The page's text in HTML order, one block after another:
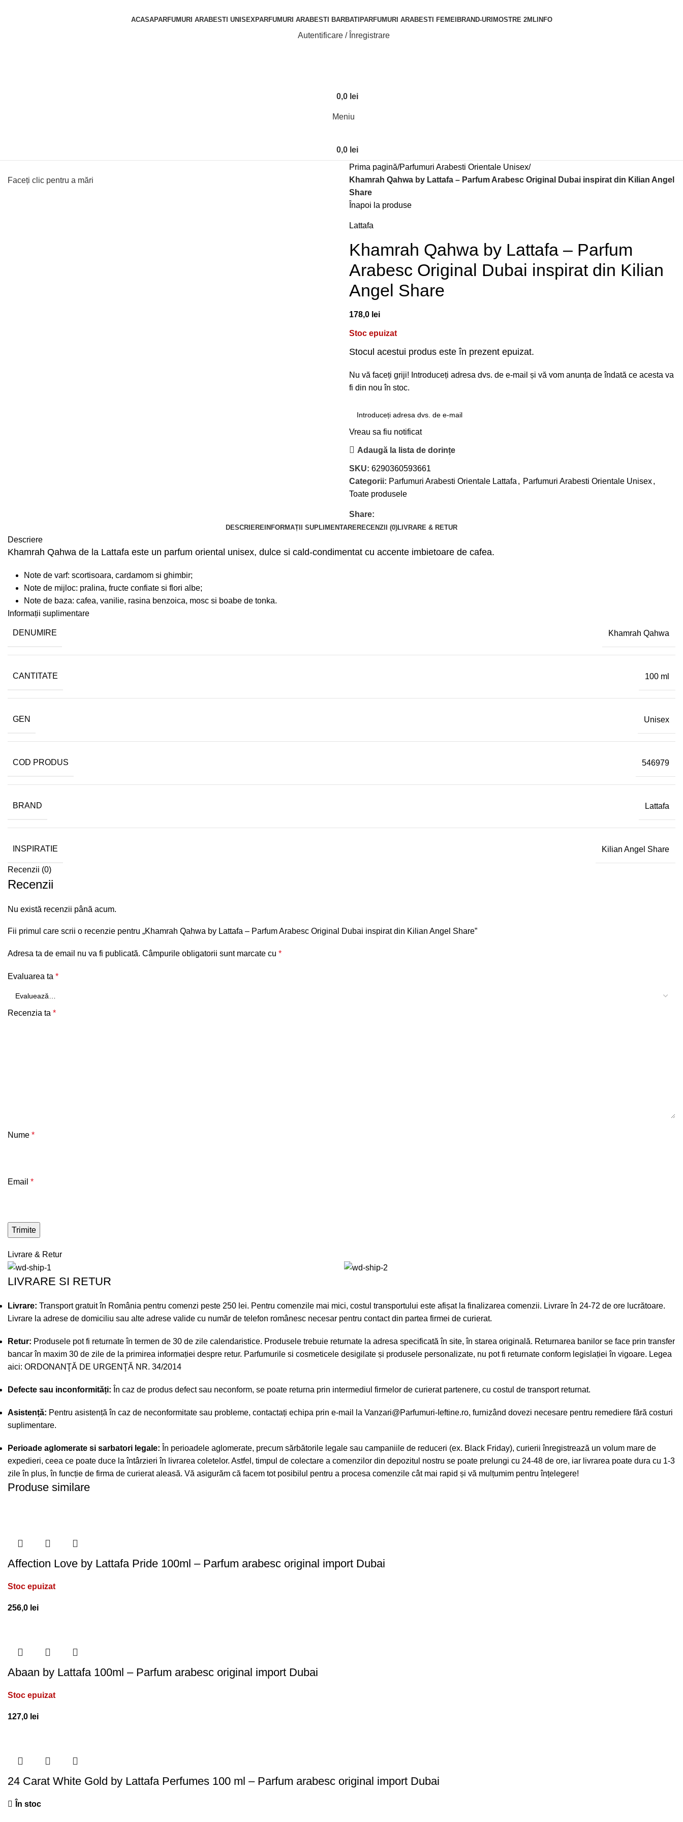
ACASAPARFUMURI ARABESTI UNISEXPARFUMURI ARABESTI BARBATI PARFUMURI ARABESTI FEMEI BRAND-URI MOSTRE 2MLINFO
Autentificare / Înregistrare
0,0 lei
Meniu
0,0 lei
Faceți clic pentru a mări
Prima pagină Parfumuri Arabesti Orientale Unisex
Khamrah Qahwa by Lattafa – Parfum Arabesc Original Dubai inspirat din Kilian Angel
Share
Înapoi la produse
Lattafa
Khamrah Qahwa by Lattafa – Parfum
Arabesc Original Dubai inspirat din Kilian
Angel Share
178,0 lei
Stoc epuizat
Stocul acestui produs este în prezent epuizat.
Nu vă faceți griji! Introduceți adresa dvs. de e-mail și vă vom anunța de îndată ce acesta va
fi din nou în stoc.
Vreau sa fiu notificat
Adaugă la lista de dorințe
SKU: 6290360593661
Categorii: Parfumuri Arabesti Orientale Lattafa , Parfumuri Arabesti Orientale Unisex,
Toate produsele
Share:
DESCRIERE INFORMAȚII SUPLIMENTARERECENZII (0)LIVRARE & RETUR
Descriere
Khamrah Qahwa de la Lattafa este un parfum oriental unisex, dulce si cald-condimentat cu accente imbietoare de cafea.
Note de varf: scortisoara, cardamom si ghimbir;
Note de mijloc: pralina, fructe confiate si flori albe;
Note de baza: cafea, vanilie, rasina benzoica, mosc si boabe de tonka.
Informații suplimentare
DENUMIRE Khamrah Qahwa
CANTITATE 100 ml
GEN Unisex
COD PRODUS 546979
BRAND Lattafa
INSPIRATIE Kilian Angel Share
Recenzii (0)
Recenzii
Nu există recenzii până acum.
Fii primul care scrii o recenzie pentru „Khamrah Qahwa by Lattafa – Parfum Arabesc Original Dubai inspirat din Kilian Angel Share”
Adresa ta de email nu va fi publicată. Câmpurile obligatorii sunt marcate cu *
Evaluarea ta *
Recenzia ta *
Nume *
Email *
Livrare & Retur
LIVRARE SI RETUR
Livrare: Transport gratuit în România pentru comenzi peste 250 lei. Pentru comenzile mai mici, costul transportului este afișat la finalizarea comenzii. Livrare în 24-72 de ore lucrătoare.
Livrare la adrese de domiciliu sau alte adrese valide cu număr de telefon românesc necesar pentru contact din partea firmei de curierat.
Retur: Produsele pot fi returnate în termen de 30 de zile calendaristice. Produsele trebuie returnate la adresa specificată în site, în starea originală. Returnarea banilor se face prin transfer
bancar în maxim 30 de zile de la primirea informației despre retur. Parfumurile si cosmeticele desigilate și produsele personalizate, nu pot fi returnate conform legislației în vigoare. Legea
aici: ORDONANŢĂ DE URGENŢĂ NR. 34/2014
Defecte sau inconformități: În caz de produs defect sau neconform, se poate returna prin intermediul firmelor de curierat partenere, cu costul de transport returnat.
Asistență: Pentru asistență în caz de neconformitate sau probleme, contactați echipa prin e-mail la Vanzari@Parfumuri-Ieftine.ro, furnizând dovezi necesare pentru remediere fără costuri
suplimentare.
Perioade aglomerate si sarbatori legale: În perioadele aglomerate, precum sărbătorile legale sau campaniile de reduceri (ex. Black Friday), curierii înregistrează un volum mare de
expedieri, ceea ce poate duce la întârzieri în livrarea coletelor. Astfel, timpul de colectare a comenzilor din depozitul nostru se poate prelungi cu 24-48 de ore, iar livrarea poate dura cu 1-3
zile în plus, în funcție de firma de curierat aleasă. Vă asigurăm că facem tot posibilul pentru a procesa comenzile cât mai rapid și vă mulțumim pentru înțelegere!
Produse similare
Affection Love by Lattafa Pride 100ml – Parfum arabesc original import Dubai
Stoc epuizat
256,0 lei
Abaan by Lattafa 100ml – Parfum arabesc original import Dubai
Stoc epuizat
127,0 lei
24 Carat White Gold by Lattafa Perfumes 100 ml – Parfum arabesc original import Dubai
În stoc